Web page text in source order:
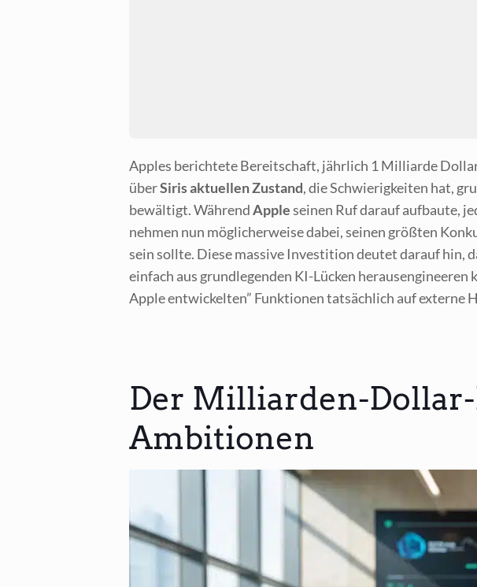
App­les berich­te­te Bereit­schaft, jähr­lich 1 Mil­li­ar­de
überSiris aktu­el­len Zustand, die Schwie­rig­kei­ten hat,
bewäl­tigt. Wäh­rendApplesei­nen Ruf dar­auf auf­bau­te,
neh­men nun mög­li­cher­wei­se dabei, sei­nen größ­ten
sein soll­te. Die­se mas­si­ve Inves­ti­ti­on deu­tet dar­auf hin,
ein­fach aus grund­le­gen­den KI-Lücken
Apple ent­wi­ckel­ten” Funk­tio­nen tat­säch­lich auf exter­ne
Der Milliarden-
Ambitionen